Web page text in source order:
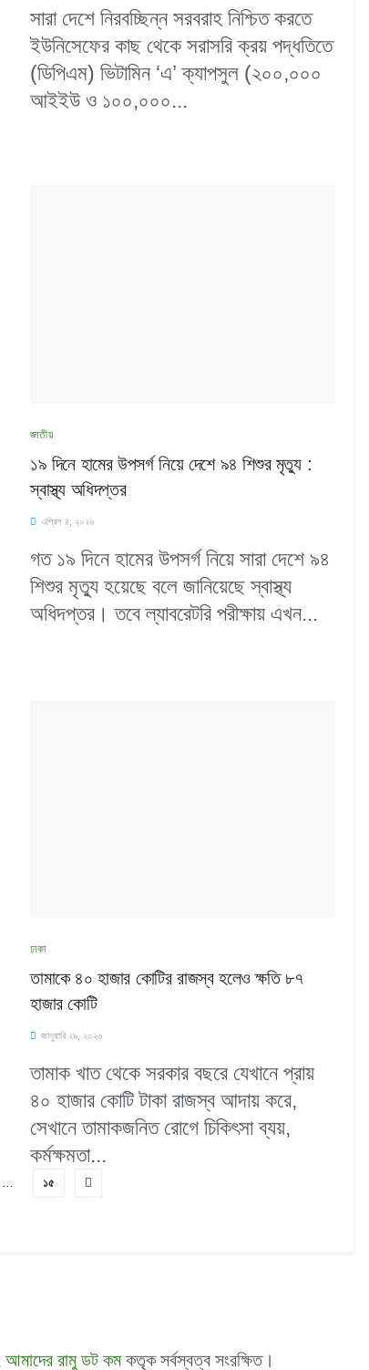
সারা দেশে নিরবচ্ছিন্ন সরবরাহ নিশ্চিত করতে
ইউনিসেফের কাছ থেকে সরাসরি ক্রয় পদ্ধতিতে
(ডিপিএম) ভিটামিন ‘এ’ ক্যাপসুল (২০০,০০০
আইইউ ও ১০০,০০০...
জাতীয়
১৯ দিনে হামের উপসর্গ নিয়ে দেশে ৯৪ শিশুর মৃত্যু :
স্বাস্থ্য অধিদপ্তর
এপ্রিল ৪, ২০২৬
গত ১৯ দিনে হামের উপসর্গ নিয়ে সারা দেশে ৯৪
শিশুর মৃত্যু হয়েছে বলে জানিয়েছে স্বাস্থ্য
অধিদপ্তর। তবে ল্যাবরেটরি পরীক্ষায় এখন...
ঢাকা
তামাকে ৪০ হাজার কোটির রাজস্ব হলেও ক্ষতি ৮৭
হাজার কোটি
জানুয়ারি ২৯, ২০২৬
তামাক খাত থেকে সরকার বছরে যেখানে প্রায়
৪০ হাজার কোটি টাকা রাজস্ব আদায় করে,
সেখানে তামাকজনিত রোগে চিকিৎসা ব্যয়,
কর্মক্ষমতা...
… ১৫
আমাদের রামু ডট কমকতৃক সর্বস্বত্ব সংরক্ষিত।